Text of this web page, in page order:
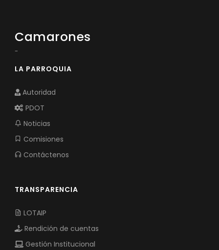
Camarones
-
LA PARROQUIA
Autoridad
PDOT
Noticias
Comisiones
Contáctenos
TRANSPARENCIA
LOTAIP
Rendición de cuentas
Gestión Institucional